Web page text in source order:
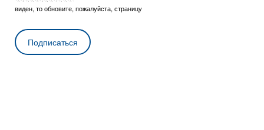
виден, то обновите, пожалуйста, страницу